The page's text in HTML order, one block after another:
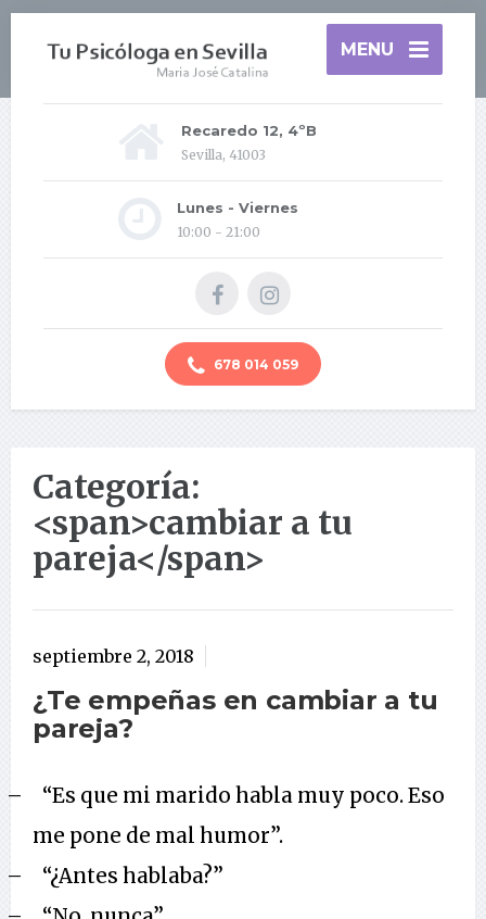
MENU
Recaredo 12, 4ºB
Sevilla, 41003
Lunes - Viernes
10:00 - 21:00
678 014 059
Categoría:
<span>cambiar a tu
pareja</span>
septiembre 2, 2018
¿Te empeñas en cambiar a tu
pareja?
–
“Es que mi marido habla muy poco. Eso
me pone de mal humor”.
–
“¿Antes hablaba?”